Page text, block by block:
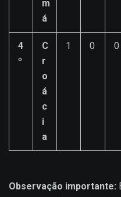
m
á
4
º
C
r
o
á
c
i
a
1 0 0
Observação importante: